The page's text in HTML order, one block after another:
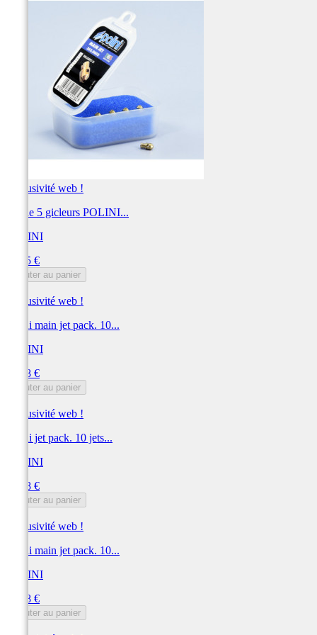
Exclusivité web !
Jeu de 5 gicleurs POLINI...
POLINI
38,55 €
Ajouter au panier
Exclusivité web !
Polini main jet pack. 10...
POLINI
30,78 €
Ajouter au panier
Exclusivité web !
Polini jet pack. 10 jets...
POLINI
30,78 €
Ajouter au panier
Exclusivité web !
Polini main jet pack. 10...
POLINI
30,78 €
Ajouter au panier